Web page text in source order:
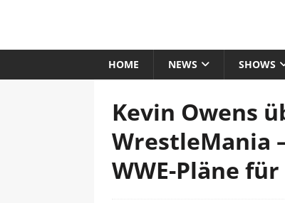
HOME NEWS SHOWS
Kevin Owens
WrestleMania
WWE-Pläne